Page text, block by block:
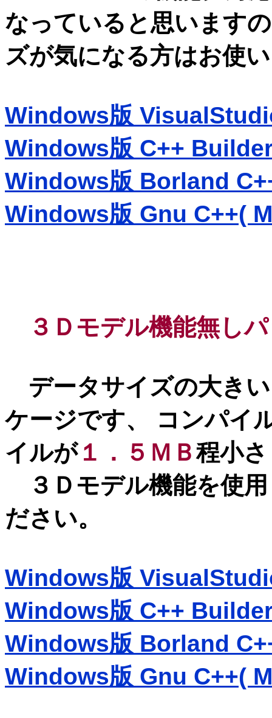
なっていると思います
ズが気になる方はお使
Windows版
Windows版 C++
Windows版 Borland
Windows版 Gnu C++(
３Ｄモデル機能無し
データサイズの大きい
ケージです、 コンパイ
イルが１．５ＭＢ程小
３Ｄモデル機能を使
ださい。
Windows版
Windows版 C++
Windows版 Borland
Windows版 Gnu C++(